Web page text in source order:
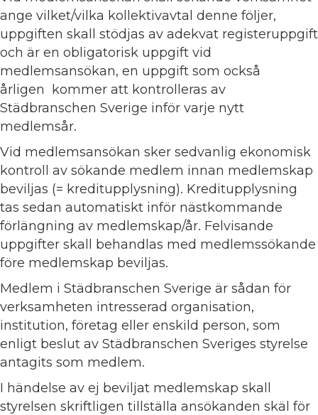
ange vilket/vilka kollektivavtal denne följer,
uppgiften skall stödjas av adekvat registeruppgift
och är en obligatorisk uppgift vid
medlemsansökan, en uppgift som också
årligen kommer att kontrolleras av
Städbranschen Sverige inför varje nytt
medlemsår.
Vid medlemsansökan sker sedvanlig ekonomisk
kontroll av sökande medlem innan medlemskap
beviljas (= kreditupplysning). Kreditupplysning
tas sedan automatiskt inför nästkommande
förlängning av medlemskap/år. Felvisande
uppgifter skall behandlas med medlemssökande
före medlemskap beviljas.
Medlem i Städbranschen Sverige är sådan för
verksamheten intresserad organisation,
institution, företag eller enskild person, som
enligt beslut av Städbranschen Sveriges styrelse
antagits som medlem.
I händelse av ej beviljat medlemskap skall
styrelsen skriftligen tillställa ansökanden skäl för